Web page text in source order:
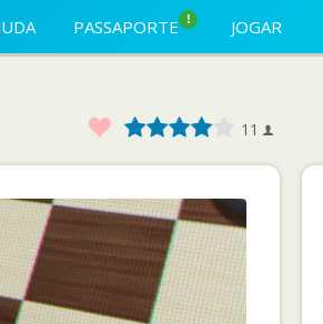
PASSAPORTE ! JOGAR
Favorito 5
3
2
1 11